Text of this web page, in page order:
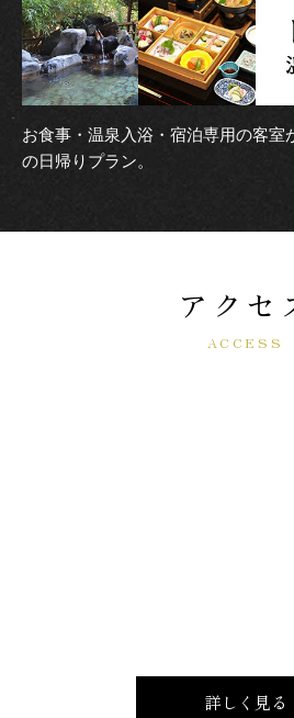
お食事・温泉入浴・宿泊専用の客室
の日帰りプラン。
アクセ
ACCESS
詳しく見る